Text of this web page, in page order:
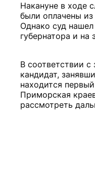
Накануне в ходе
были оплачены из
Однако суд
губернатора и
В соответствии
кандидат,
находится
Приморская
рассмотреть